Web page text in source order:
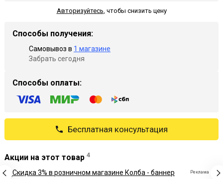
Авторизуйтесь, чтобы снизить цену
Способы получения:
Самовывоз в 1 магазине
Забрать сегодня
Способы оплаты:
Бесплатная консультация
Акции на этот товар 4
Реклама